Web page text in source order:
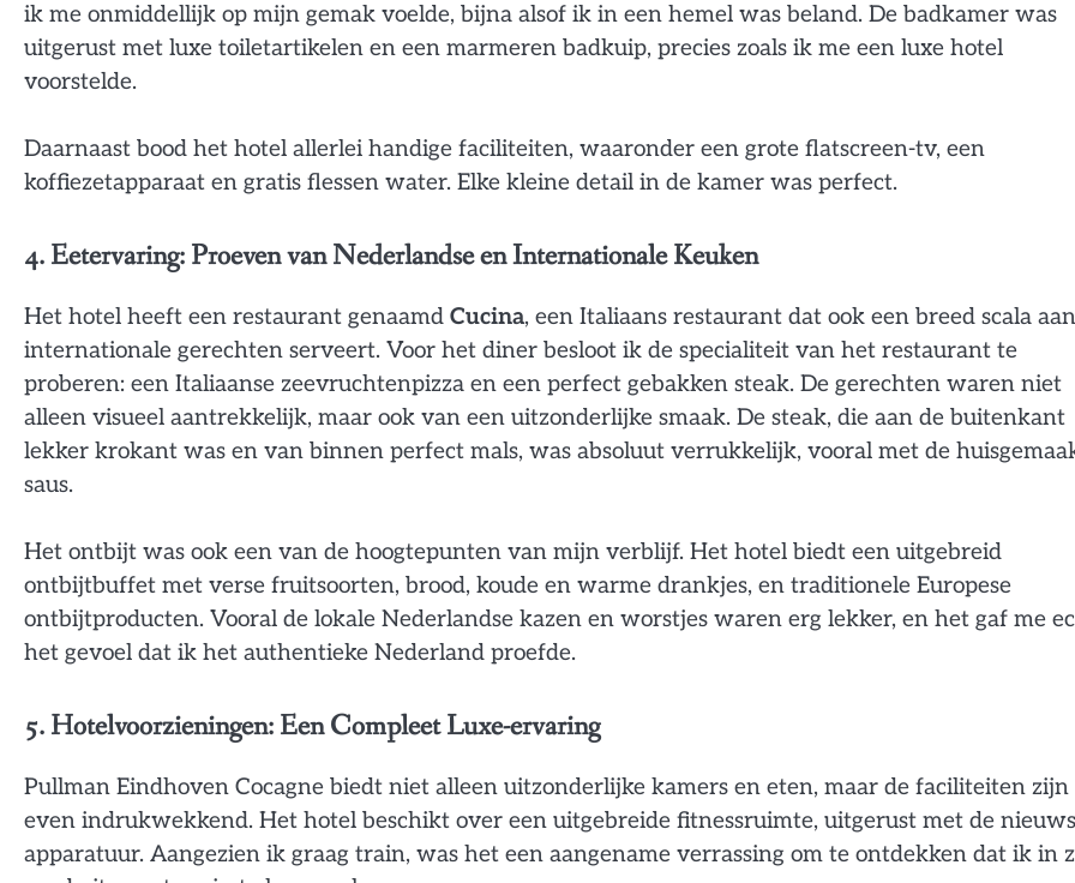
ik me onmiddellijk op mijn gemak voelde, bijna alsof ik in een hemel was beland. De badkamer was
uitgerust met luxe toiletartikelen en een marmeren badkuip, precies zoals ik me een luxe hotel
voorstelde.
Daarnaast bood het hotel allerlei handige faciliteiten, waaronder een grote flatscreen-tv, een
koffiezetapparaat en gratis flessen water. Elke kleine detail in de kamer was perfect.
4. Eetervaring: Proeven van Nederlandse en Internationale Keuken
Het hotel heeft een restaurant genaamd Cucina, een Italiaans restaurant dat ook een breed scala aan
internationale gerechten serveert. Voor het diner besloot ik de specialiteit van het restaurant te
proberen: een Italiaanse zeevruchtenpizza en een perfect gebakken steak. De gerechten waren niet
alleen visueel aantrekkelijk, maar ook van een uitzonderlijke smaak. De steak, die aan de buitenkant
lekker krokant was en van binnen perfect mals, was absoluut verrukkelijk, vooral met de
saus.
Het ontbijt was ook een van de hoogtepunten van mijn verblijf. Het hotel biedt een uitgebreid
ontbijtbuffet met verse fruitsoorten, brood, koude en warme drankjes, en traditionele Europese
ontbijtproducten. Vooral de lokale Nederlandse kazen en worstjes waren erg lekker, en het gaf me
het gevoel dat ik het authentieke Nederland proefde.
5. Hotelvoorzieningen: Een Compleet Luxe-ervaring
Pullman Eindhoven Cocagne biedt niet alleen uitzonderlijke kamers en eten, maar de faciliteiten zijn
even indrukwekkend. Het hotel beschikt over een uitgebreide fitnessruimte, uitgerust met de
apparatuur. Aangezien ik graag train, was het een aangename verrassing om te ontdekken dat ik in